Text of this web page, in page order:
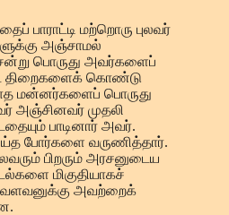
பாராட்டி மற்றொரு புலவர்
அஞ்சாமல்
பொருது அவர்களைப்
திறைகளைக் கொண்டு
மன்னர்களைப் பொருது
அஞ்சினவர் முதலி
பாடினார் அவர்.
போர்களை வருணித்தார்.
பிறரும் அரசனுடைய
மிகுதியாகச்
அவற்றைக்